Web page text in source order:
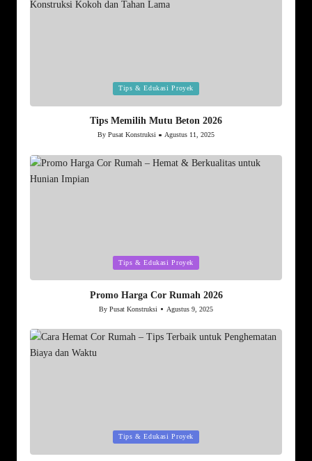
Tips & Edukasi Proyek
Tips Memilih Mutu Beton 2026
Posted
By Pusat Konstruksi Agustus 11, 2025
Tips & Edukasi Proyek
Promo Harga Cor Rumah 2026
Posted
ByPusat Konstruksi Agustus 9, 2025
Tips & Edukasi Proyek